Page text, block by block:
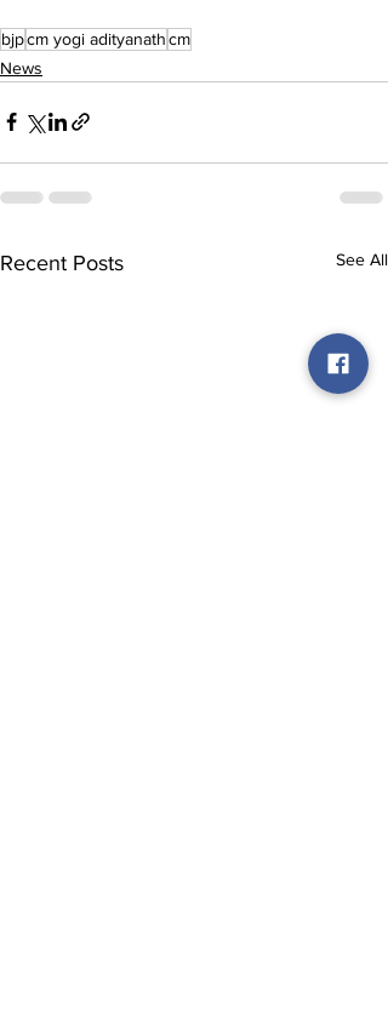
bjpcm yogi adityanathcm
News
Recent Posts See All